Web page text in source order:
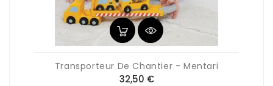
Transporteur De Chantier - Mentari
32,50 €Prix